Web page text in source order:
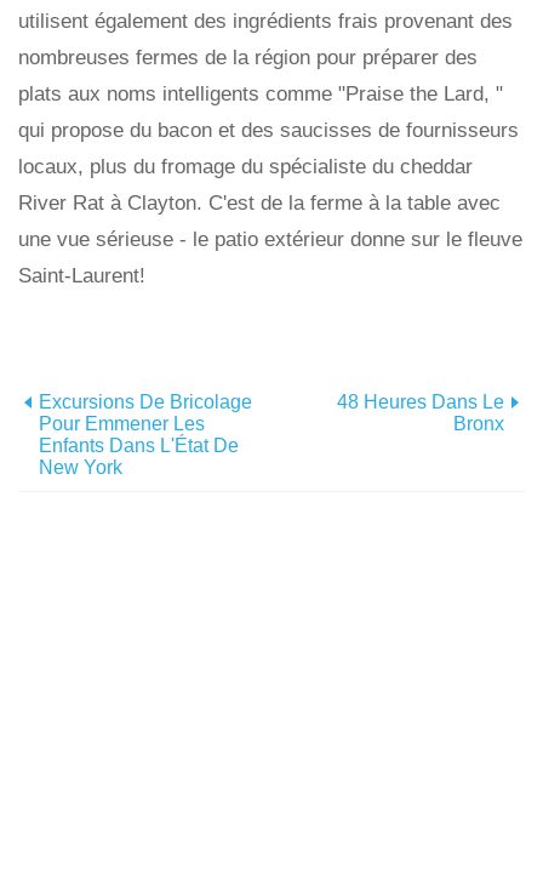
utilisent également des ingrédients frais provenant des
nombreuses fermes de la région pour préparer des
plats aux noms intelligents comme "Praise the Lard, "
qui propose du bacon et des saucisses de fournisseurs
locaux, plus du fromage du spécialiste du cheddar
River Rat à Clayton. C'est de la ferme à la table avec
une vue sérieuse - le patio extérieur donne sur le fleuve
Saint-Laurent!
Excursions De Bricolage
Pour Emmener Les
Enfants Dans L'État De
New York
48 Heures Dans Le
Bronx